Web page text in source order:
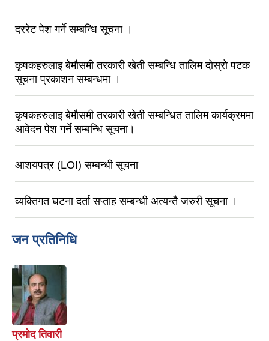
दररेट पेश गर्ने सम्बन्धि सूचना ।
कृषकहरुलाइ बेमाैसमी तरकारी खेती सम्बन्धि तालिम दोस्रो पटक
सूचना प्रकाशन सम्बन्धमा ।
कृषकहरुलाइ बेमाैसमी तरकारी खेती सम्बन्धित तालिम कार्यक्रममा
आवेदन पेश गर्ने सम्बन्धि सूचना।
आशयपत्र (LOI) सम्बन्धी सूचना
व्यक्तिगत घटना दर्ता सप्ताह सम्बन्धी अत्यन्तै जरुरी सूचना ।
जन प्रतिनिधि
प्रमोद तिवारी